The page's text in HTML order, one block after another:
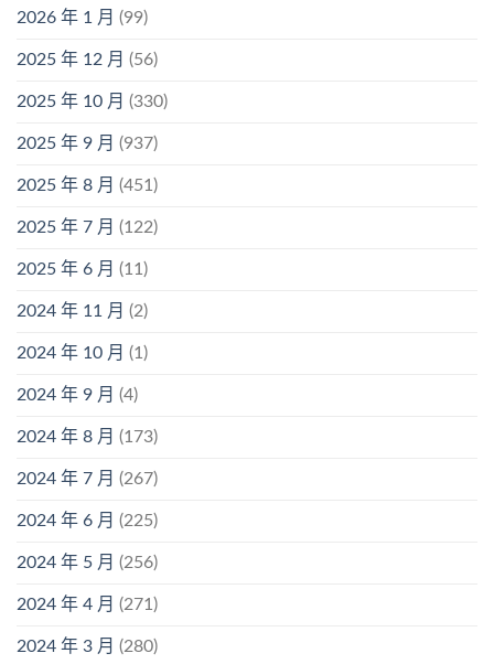
2026 年 1 月 (99)
2025 年 12 月 (56)
2025 年 10 月 (330)
2025 年 9 月 (937)
2025 年 8 月 (451)
2025 年 7 月 (122)
2025 年 6 月 (11)
2024 年 11 月 (2)
2024 年 10 月 (1)
2024 年 9 月 (4)
2024 年 8 月 (173)
2024 年 7 月 (267)
2024 年 6 月 (225)
2024 年 5 月 (256)
2024 年 4 月 (271)
2024 年 3 月 (280)